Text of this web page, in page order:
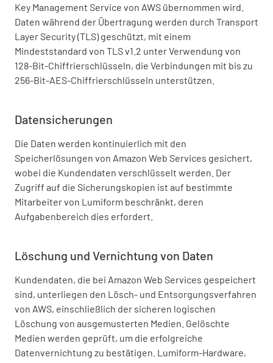
Key Management Service von AWS übernommen wird.
Daten während der Übertragung werden durch Transport
Layer Security (TLS) geschützt, mit einem
Mindeststandard von TLS v1.2 unter Verwendung von
128-Bit-Chiffrierschlüsseln, die Verbindungen mit bis zu
256-Bit-AES-Chiffrierschlüsseln unterstützen.
Datensicherungen
Die Daten werden kontinuierlich mit den
Speicherlösungen von Amazon Web Services gesichert,
wobei die Kundendaten verschlüsselt werden. Der
Zugriff auf die Sicherungskopien ist auf bestimmte
Mitarbeiter von Lumiform beschränkt, deren
Aufgabenbereich dies erfordert.
Löschung und Vernichtung von Daten
Kundendaten, die bei Amazon Web Services gespeichert
sind, unterliegen den Lösch- und Entsorgungsverfahren
von AWS, einschließlich der sicheren logischen
Löschung von ausgemusterten Medien. Gelöschte
Medien werden geprüft, um die erfolgreiche
Datenvernichtung zu bestätigen. Lumiform-Hardware,